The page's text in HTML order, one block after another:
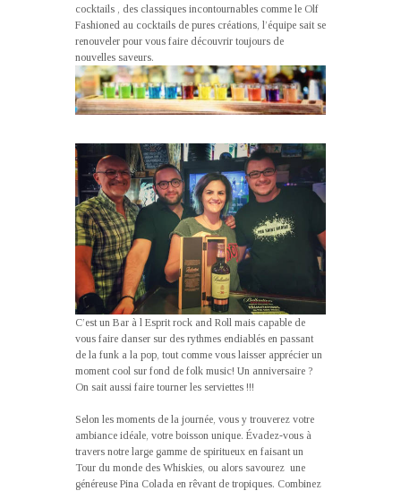
cocktails , des classiques incontournables comme le Olf
Fashioned au cocktails de pures créations, l’équipe sait se
renouveler pour vous faire découvrir toujours de
nouvelles saveurs.
C’est un Bar à l Esprit rock and Roll mais capable de
vous faire danser sur des rythmes endiablés en passant
de la funk a la pop, tout comme vous laisser apprécier un
moment cool sur fond de folk music! Un anniversaire ?
On sait aussi faire tourner les serviettes !!!
Selon les moments de la journée, vous y trouverez votre
ambiance idéale, votre boisson unique. Évadez-vous à
travers notre large gamme de spiritueux en faisant un
Tour du monde des Whiskies, ou alors savourez une
généreuse Pina Colada en rêvant de tropiques. Combinez